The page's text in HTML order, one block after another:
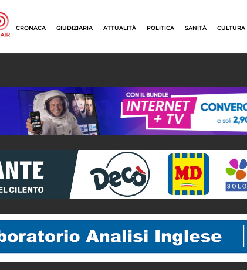
CRONACA GIUDIZIARIA ATTUALITÀ POLITICA SANITÀ CULTURA